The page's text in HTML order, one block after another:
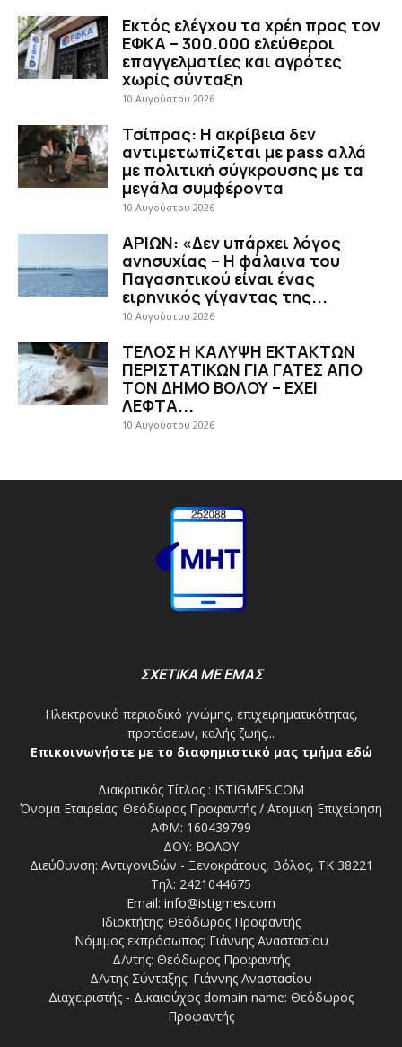
Εκτός ελέγχου τα χρέη προς τον
ΕΦΚΑ – 300.000 ελεύθεροι
επαγγελματίες και αγρότες
χωρίς σύνταξη
10 Αυγούστου 2026
Τσίπρας: Η ακρίβεια δεν
αντιμετωπίζεται με pass αλλά
με πολιτική σύγκρουσης με τα
μεγάλα συμφέροντα
10 Αυγούστου 2026
ΑΡΙΩΝ: «Δεν υπάρχει λόγος
ανησυχίας – Η φάλαινα του
Παγασητικού είναι ένας
ειρηνικός γίγαντας της...
10 Αυγούστου 2026
ΤΕΛΟΣ Η ΚΑΛΥΨΗ ΕΚΤΑΚΤΩΝ
ΠΕΡΙΣΤΑΤΙΚΩΝ ΓΙΑ ΓΑΤΕΣ ΑΠΟ
ΤΟΝ ΔΗΜΟ ΒΟΛΟΥ – ΕΧΕΙ
ΛΕΦΤΑ...
10 Αυγούστου 2026
ΣΧΕΤΙΚΑ ΜΕ ΕΜΑΣ
Ηλεκτρονικό περιοδικό γνώμης, επιχειρηματικότητας,
προτάσεων, καλής ζωής...
Επικοινωνήστε με το διαφημιστικό μας τμήμα εδώ
Διακριτικός Τίτλος : ISTIGMES.COM
Όνομα Εταιρείας: Θεόδωρος Προφαντής / Ατομική Επιχείρηση
ΑΦΜ: 160439799
ΔΟΥ: ΒΟΛΟΥ
Διεύθυνση: Αντιγονιδών - Ξενοκράτους, Βόλος, ΤΚ 38221
Τηλ: 2421044675
Email: info@istigmes.com
Ιδιοκτήτης: Θεόδωρος Προφαντής
Νόμιμος εκπρόσωπος: Γιάννης Αναστασίου
Δ/ντης: Θεόδωρος Προφαντής
Δ/ντης Σύνταξης: Γιάννης Αναστασίου
Διαχειριστής - Δικαιούχος domain name: Θεόδωρος
Προφαντής